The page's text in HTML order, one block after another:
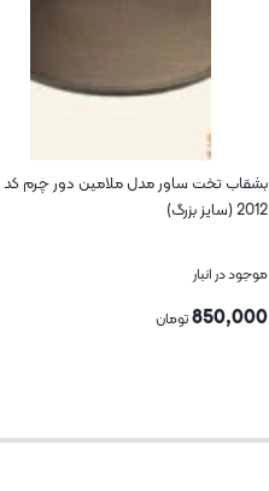
بشقاب تخت ساور مدل ملامین دور چرم کد
2012 (سایز بزرگ)
موجود در انبار
850,000تومان